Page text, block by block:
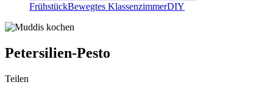
FrühstückBewegtes KlassenzimmerDIY
Petersilien-Pesto
Teilen